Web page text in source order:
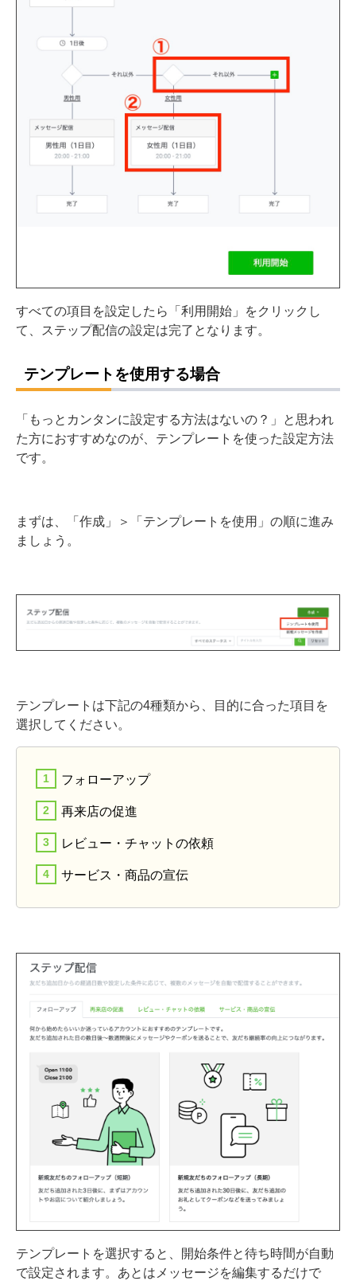
すべての項目を設定したら「利用開始」をクリックし
て、ステップ配信の設定は完了となります。
テンプレートを使用する場合
「もっとカンタンに設定する方法はないの？」と思われ
た方におすすめなのが、テンプレートを使った設定方法
です。
まずは、「作成」＞「テンプレートを使用」の順に進み
ましょう。
テンプレートは下記の4種類から、目的に合った項目を
選択してください。
フォローアップ
再来店の促進
レビュー・チャットの依頼
サービス・商品の宣伝
テンプレートを選択すると、開始条件と待ち時間が自動
で設定されます。あとはメッセージを編集するだけで